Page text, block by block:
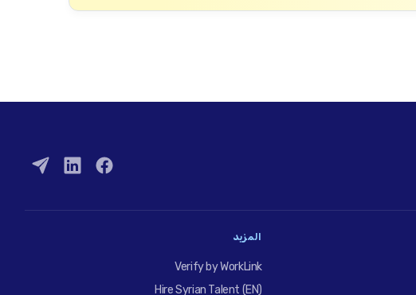
المزيد
Verify by WorkLink
Hire Syrian Talent (EN)